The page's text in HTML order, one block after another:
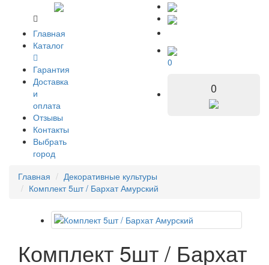
Главная
Каталог
Гарантия
Доставка
и
оплата
Отзывы
Контакты
Выбрать
город
0
0
Главная
Декоративные культуры
Комплект 5шт / Бархат Амурский
Комплект 5шт / Бархат